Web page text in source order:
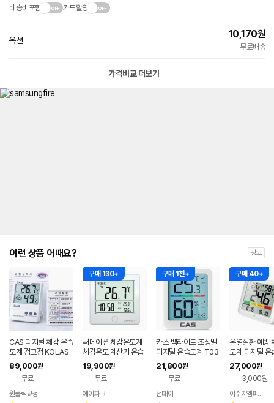
배송비포함 카드할인
옥션
10,170원
무료배송
가격비교 더보기
이런 상품 어때요? 광고
CAS 디지털 체감 온습
도계 검교정 KOLAS
교정성적서 교정필증
포함 HACCP
89,000원
무료
원클릭교정
구매 130+
써메이션 체감온도계
체감온도 계산기 온습
도계 측정기 SM-1
19,900원
무료
에이파크
구매 1천+
카스 백라이트 초정밀
디지털 온습도계 T03
5 온도계 습도계 벽걸
이 자석 스탠드 신생아
21,800원
무료
선데이
구매 40+
온열질환 예방
도계 디지털 온
SU-HI100
27,000원
3,000원
이수지엠피솔루션